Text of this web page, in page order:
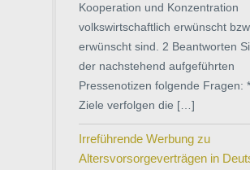
Kooperation und Konzentration
volkswirtschaftlich erwünscht
erwünscht sind. 2 Beantworten
der nachstehend aufgeführten
Pressenotizen folgende Fragen:
Ziele verfolgen die […]
Irreführende Werbung zu
Altersvorsorgeverträgen in